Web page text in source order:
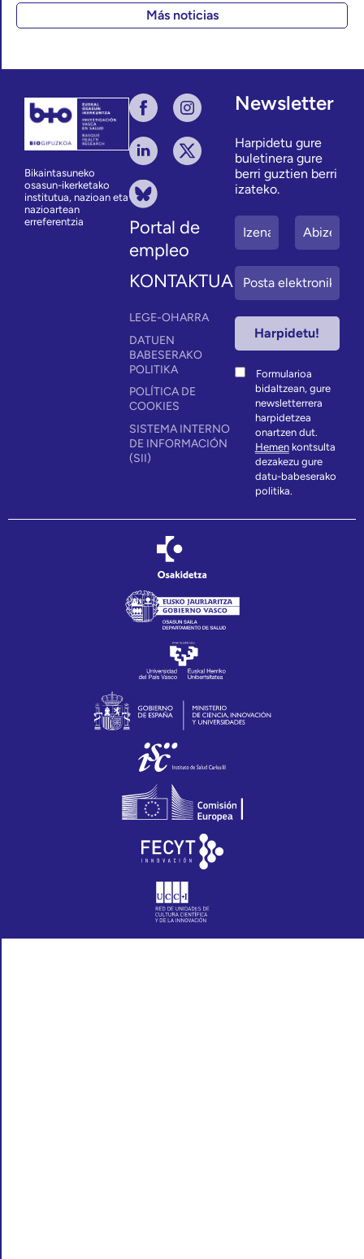
Más noticias
Bikaintasuneko
osasun-ikerketako
institutua, nazioan eta
nazioartean
erreferentzia
Portal de
empleo
KONTAKTUA
LEGE-OHARRA
DATUEN
BABESERAKO
POLITIKA
POLÍTICA DE
COOKIES
SISTEMA INTERNO
DE INFORMACIÓN
(SII)
Newsletter
Harpidetu gure
buletinera gure
berri guztien berri
izateko.
Formularioa
bidaltzean, gure
newsletterrera
harpidetzea
onartzen dut.
Hemenkontsulta
dezakezu gure
datu-babeserako
politika.